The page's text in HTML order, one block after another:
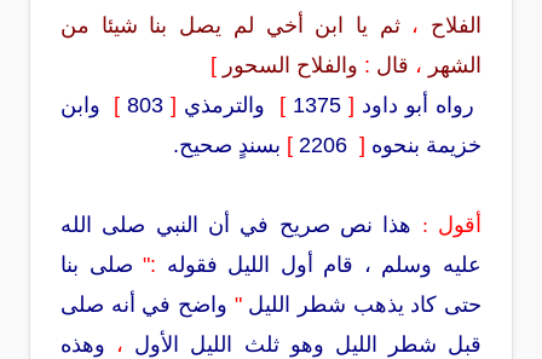
الفلاح ، ثم يا ابن أخي لم يصل بنا شيئا من
الشهر ، قال : والفلاح السحور ]
رواه أبو داود [
1375
] والترمذي [
803
]
وابن
خزيمة بنحوه [
] بسندٍ صحيح.
أقول : هذا نص صريح في أن النبي صلى الله
عليه وسلم ، قام أول الليل فقوله :"صلى بنا
حتى كاد يذهب شطر الليل" واضح في أنه صلى
قبل شطر الليل وهو ثلث الليل الأول ، وهذه